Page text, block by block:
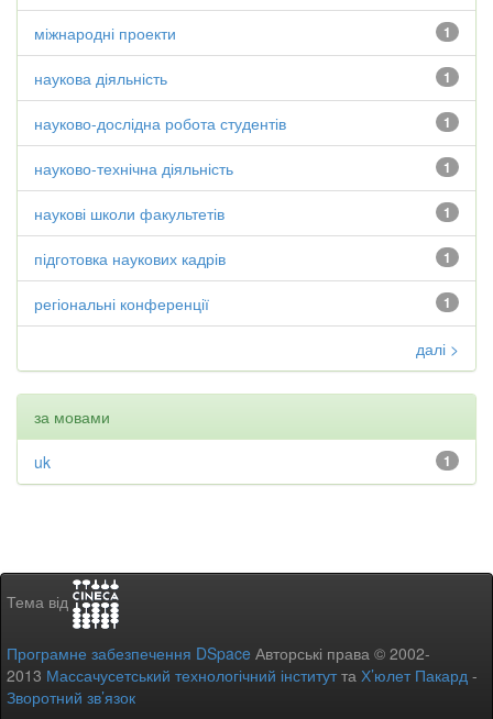
1
міжнародні проекти
1
наукова діяльність
1
науково-дослідна робота студентів
1
науково-технічна діяльність
1
наукові школи факультетів
1
підготовка наукових кадрів
1
регіональні конференції
далі >
за мовами
1
uk
Тема від
Програмне забезпечення DSpace Авторські права © 2002-
2013 Массачусетський технологічний інститутта Х’юлет Пакард -
Зворотний зв’язок